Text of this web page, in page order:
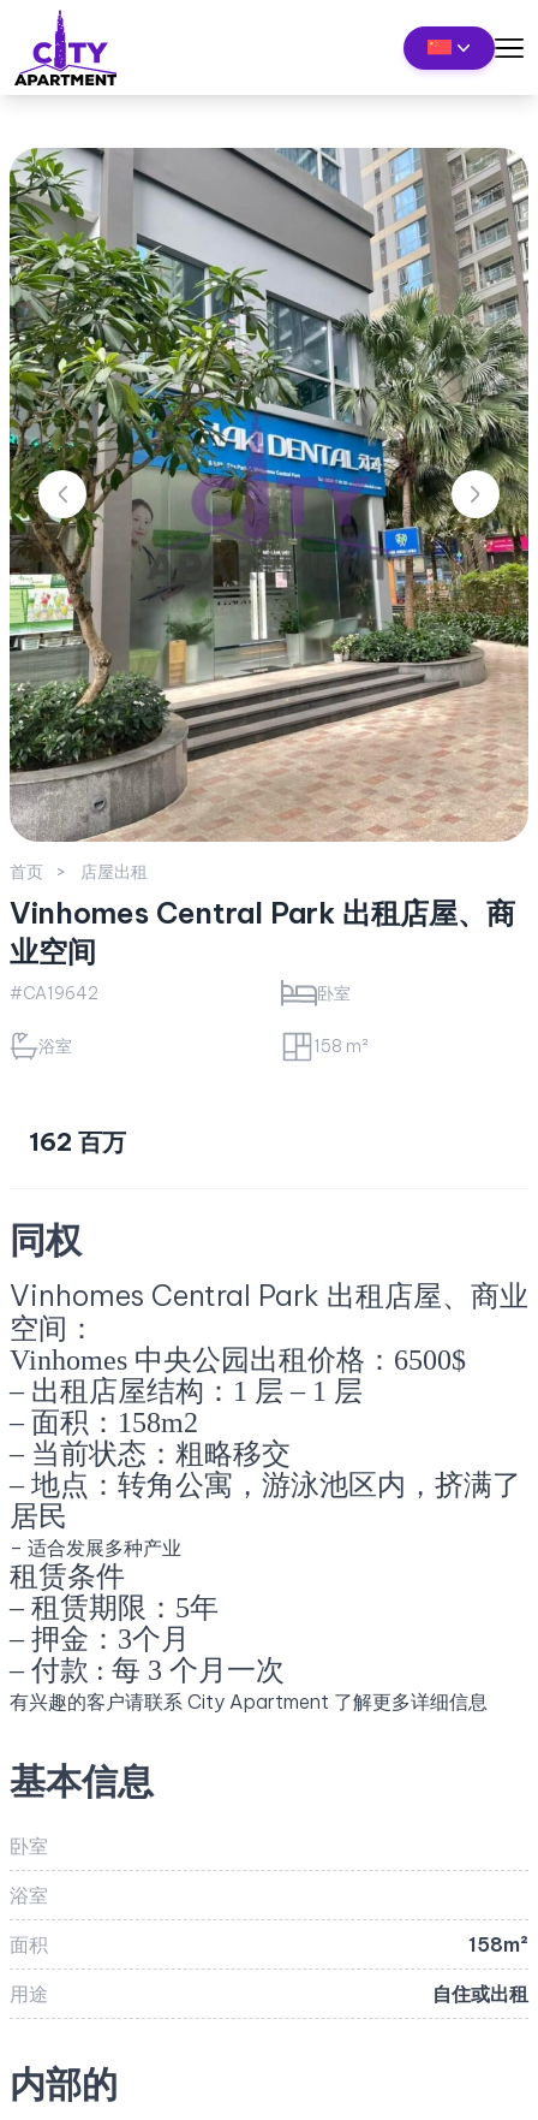
首页 店屋出租
Vinhomes Central Park 出租店屋、商
业空间
#CA19642 卧室
浴室 158 m²
162 百万
同权
Vinhomes Central Park 出租店屋、商业
空间：
Vinhomes 中央公园出租价格：6500$
– 出租店屋结构：1 层 – 1 层
– 面积：158m2
– 当前状态：粗略移交
– 地点：转角公寓，游泳池区内，挤满了
居民
– 适合发展多种产业
租赁条件
– 租赁期限：5年
– 押金：3个月
– 付款 : 每 3 个月一次
有兴趣的客户请联系 City Apartment 了解更多详细信息
基本信息
卧室
浴室
面积 158m²
用途 自住或出租
内部的